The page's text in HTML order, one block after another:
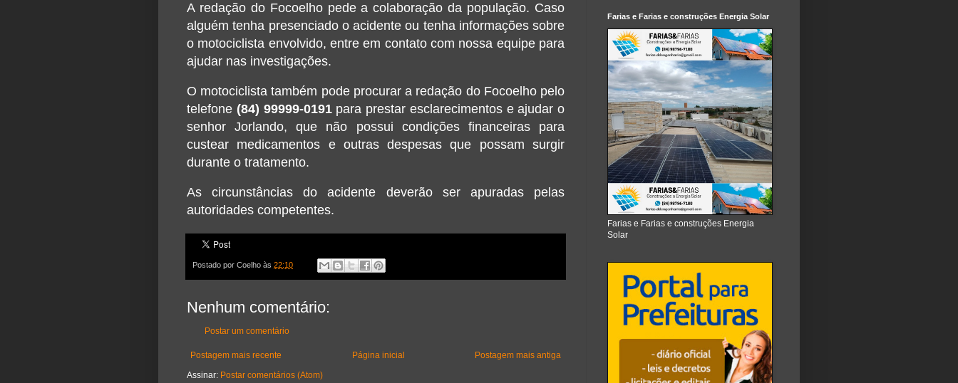
A redação do Focoelho pede a colaboração da população. Caso
alguém tenha presenciado o acidente ou tenha informações sobre
o motociclista envolvido, entre em contato com nossa equipe para
ajudar nas investigações.
O motociclista também pode procurar a redação do Focoelho pelo
telefone (84) 99999-0191para prestar esclarecimentos e ajudar o
senhor Jorlando, que não possui condições financeiras para
custear medicamentos e outras despesas que possam surgir
durante o tratamento.
As circunstâncias do acidente deverão ser apuradas pelas
autoridades competentes.
Postado por Coelho às 22:10
Nenhum comentário:
Postar um comentário
Postagem mais recente Postagem mais antiga
Página inicial
Assinar: Postar comentários (Atom)
Farias e Farias e construções Energia Solar
Farias e Farias e construções Energia
Solar